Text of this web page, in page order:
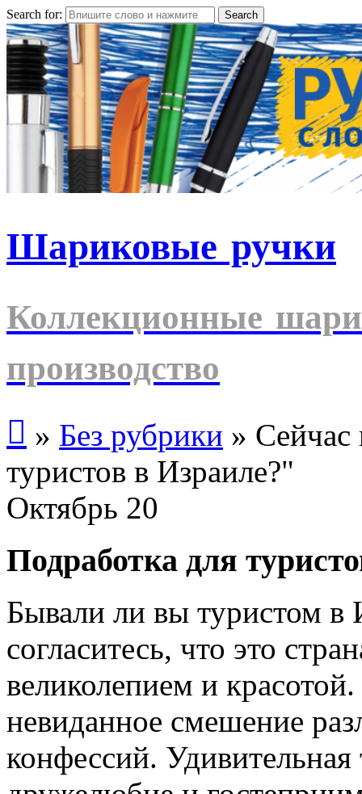
Search for:
Шариковые ручки
Коллекционные
производство
 » Без рубрики » Сейчас
туристов в Израиле?"
Октябрь 20
Подработка для
Бывали ли вы туристом в
согласитесь, что это
великолепием и
невиданное смешение
конфессий.